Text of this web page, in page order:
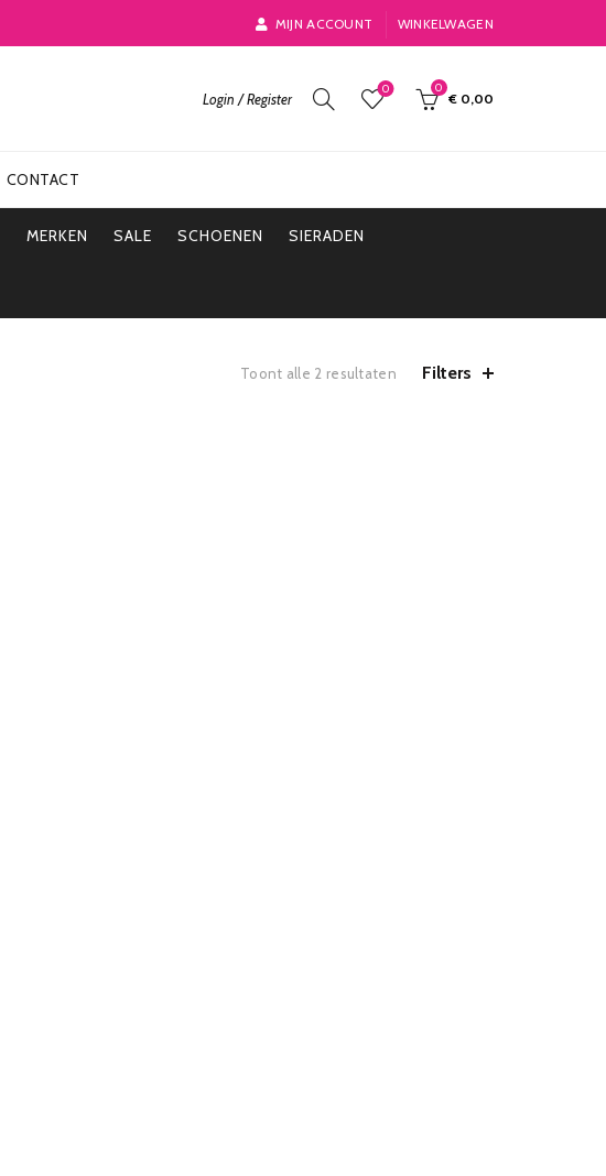
MIJN ACCOUNT WINKELWAGEN
Login / Register
0 0
€ 0,00
CONTACT
MERKEN SALE SCHOENEN SIERADEN
Toont alle 2 resultaten Filters